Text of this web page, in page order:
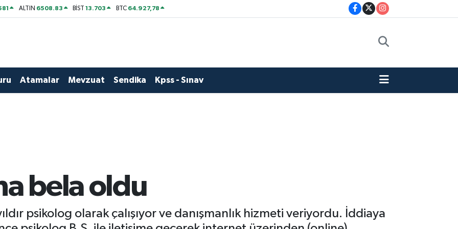
ALTIN 6508.83 BİST13.703 BTC 64.927,78
Atamalar Mevzuat Sendika Kpss - Sınav
bela oldu
psikolog olarak çalışıyor ve danışmanlık hizmeti veriyordu. İddiaya